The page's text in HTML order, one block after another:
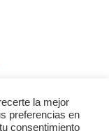
la mejor
preferencias en
consentimiento